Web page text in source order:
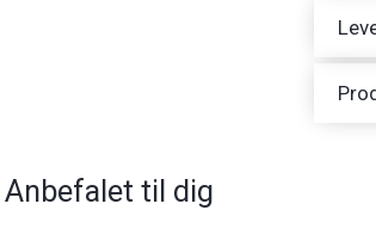
Anbefalet til dig